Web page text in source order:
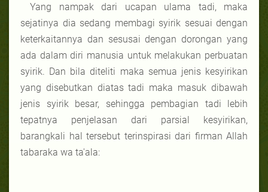
Yang nampak dari ucapan ulama tadi, maka
sejatinya dia sedang membagi syirik sesuai dengan
keterkaitannya dan sesusai dengan dorongan yang
ada dalam diri manusia untuk melakukan perbuatan
syirik. Dan bila diteliti maka semua jenis kesyirikan
yang disebutkan diatas tadi maka masuk dibawah
jenis syirik besar, sehingga pembagian tadi lebih
tepatnya penjelasan dari parsial kesyirikan,
barangkali hal tersebut terinspirasi dari firman Allah
tabaraka wa ta'ala: